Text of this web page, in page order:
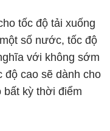
tốc độ tải xuống
số nước, tốc độ
với không sớm
độ cao sẽ dành cho
kỳ thời điểm